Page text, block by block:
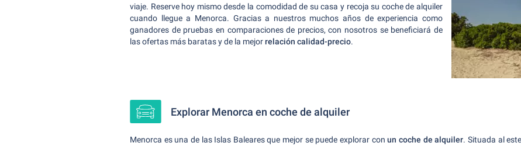
viaje. Reserve hoy mismo desde la comodidad de su casa y recoja su coche de alquiler
cuando llegue a Menorca. Gracias a nuestros muchos años de experiencia como
ganadores de pruebas en comparaciones de precios, con nosotros se beneficiará de
las ofertas más baratas y de la mejorrelación calidad-precio.
Explorar Menorca en coche de alquiler
Menorca es una de las Islas Baleares que mejor se puede explorar conun coche de alquiler. Situada al